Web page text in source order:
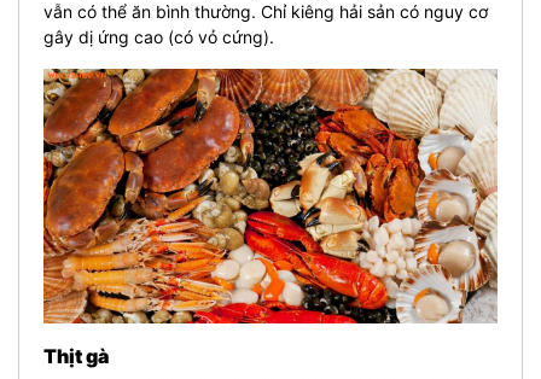
vẫn có thể ăn bình thường. Chỉ kiêng hải sản có nguy cơ
gây dị ứng cao (có vỏ cứng).
Thịt gà